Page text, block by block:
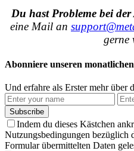
Du hast Probleme bei
eine Mail an
gerne
Abonniere unseren
Und erfahre als Erster mehr über
Subscribe
Indem du dieses Kästchen
Nutzungsbedingungen bezüglich
Formular übermittelten Daten